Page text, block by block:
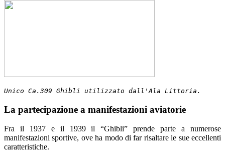
Unico Ca.309 Ghibli utilizzato dall'Ala Littoria.
La partecipazione a manifestazioni aviatorie
Fra il 1937 e il 1939 il “Ghibli” prende parte a numerose
manifestazioni sportive, ove ha modo di far risaltare le sue eccellenti
caratteristiche.